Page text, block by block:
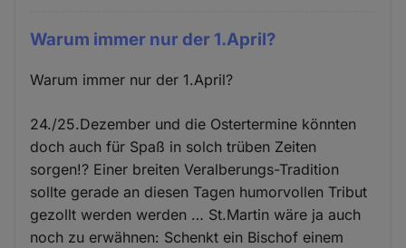
Warum immer nur der 1.April?
Warum immer nur der 1.April?
24./25.Dezember und die Ostertermine könnten
doch auch für Spaß in solch trüben Zeiten
sorgen!? Einer breiten Veralberungs-Tradition
sollte gerade an diesen Tagen humorvollen Tribut
gezollt werden werden … St.Martin wäre ja auch
noch zu erwähnen: Schenkt ein Bischof einem